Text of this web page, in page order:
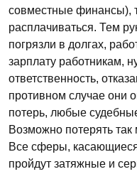
совместные финансы),
расплачиваться. Тем
погрязли в долгах,
зарплату работникам,
ответственность,
противном случае они
потерь, любые
Возможно потерять так
Все сферы,
пройдут затяжные и